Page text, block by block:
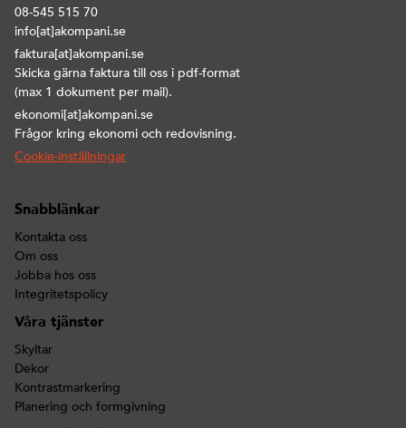
08-545 515 70
info[at]akompani.se
faktura[at]akompani.se
Skicka gärna faktura till oss i pdf-format
(max 1 dokument per mail).
ekonomi[at]akompani.se
Frågor kring ekonomi och redovisning.
Cookie-inställningar
Snabblänkar
Kontakta oss
Om oss
Jobba hos oss
Integritetspolicy
Våra tjänster
Skyltar
Dekor
Kontrastmarkering
Planering och formgivning